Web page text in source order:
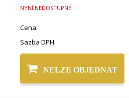
NYNÍ NEDOSTUPNÉ
Cena:
Sazba DPH:
NELZE OBJEDNAT